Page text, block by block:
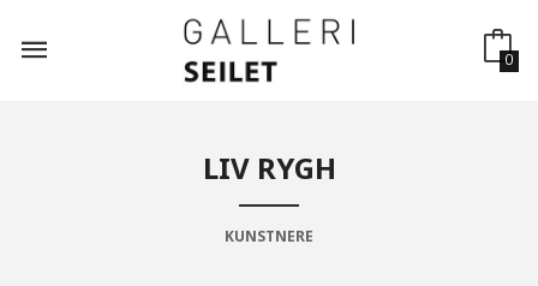
innholdet
0
LIV RYGH
KUNSTNERE